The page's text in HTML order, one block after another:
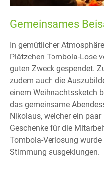
Gemeinsames
In gemütlicher
Plätzchen Tombola-Lose
guten Zweck gespendet.
zudem auch die
einem Weihnachtssketch
das gemeinsame
Nikolaus, welcher ein
Geschenke für die
Tombola-Verlosung
Stimmung ausgeklungen.